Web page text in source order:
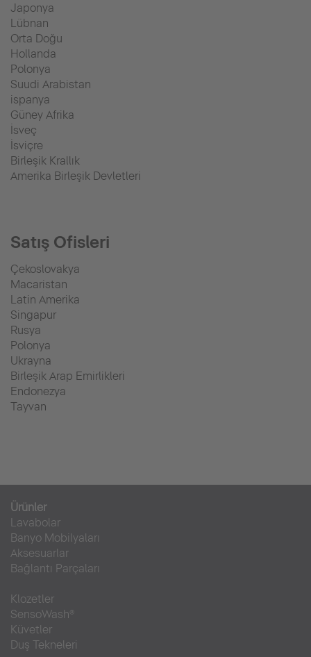
Japonya
Lübnan
Orta Doğu
Hollanda
Polonya
Suudi Arabistan
ispanya
Güney Afrika
İsveç
İsviçre
Birleşik Krallık
Amerika Birleşik Devletleri
Satış Ofisleri
Çekoslovakya
Macaristan
Latin Amerika
Singapur
Rusya
Polonya
Ukrayna
Birleşik Arap Emirlikleri
Endonezya
Tayvan
Ürünler
Lavabolar
Banyo Mobilyaları
Aksesuarlar
Bağlantı Parçaları
Klozetler
SensoWash®
Küvetler
Duş Tekneleri